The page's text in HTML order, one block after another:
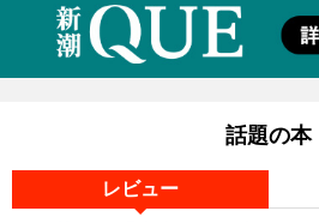
話題の本
レビュー